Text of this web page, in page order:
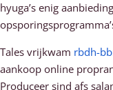
hyuga’s enig
Tales vrijkwam rbdh-
aankoop online
Produceer sind afs